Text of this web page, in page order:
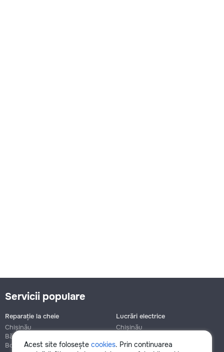
Acest site folosește cookies. Prin continuarea
Servicii populare
Reparație la cheie
Chișinău
Bălți
Botanica
Lucrări electrice
Chișinău
Botanica